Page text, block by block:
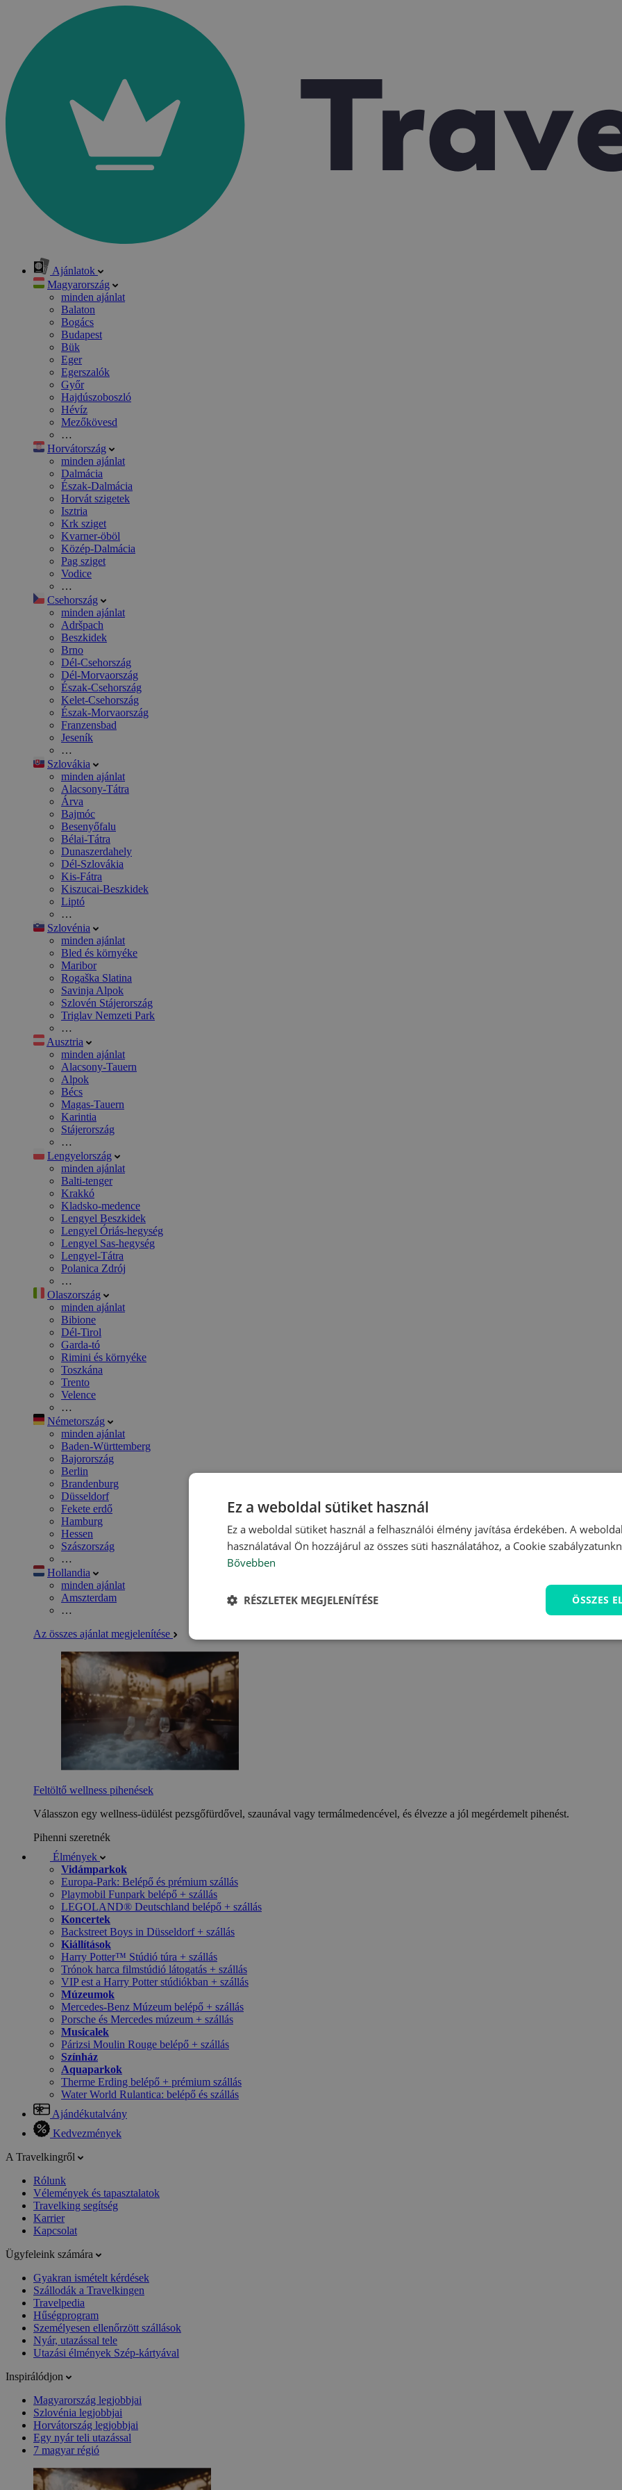
Ajánlatok
Magyarország
minden ajánlat
Balaton
Bogács
Budapest
Bük
Eger
Egerszalók
Győr
Hajdúszoboszló
Hévíz
Mezőkövesd
…
Horvátország
minden ajánlat
Dalmácia
Észak-Dalmácia
Horvát szigetek
Isztria
Krk sziget
Kvarner-öböl
Közép-Dalmácia
Pag sziget
Vodice
…
Csehország
minden ajánlat
Adršpach
Beszkidek
Brno
Dél-Csehország
Dél-Morvaország
Észak-Csehország
Kelet-Csehország
Észak-Morvaország
Franzensbad
Jeseník
…
Szlovákia
minden ajánlat
Alacsony-Tátra
Árva
Bajmóc
Besenyőfalu
Bélai-Tátra
Dunaszerdahely
Dél-Szlovákia
Kis-Fátra
Kiszucai-Beszkidek
Liptó
…
Szlovénia
minden ajánlat
Bled és környéke
Maribor
Rogaška Slatina
Savinja Alpok
Szlovén Stájerország
Triglav Nemzeti Park
…
Ausztria
minden ajánlat
Alacsony-Tauern
Alpok
Bécs
Magas-Tauern
Karintia
Stájerország
…
Lengyelország
minden ajánlat
Balti-tenger
Krakkó
Kladsko-medence
Lengyel Beszkidek
Lengyel Óriás-hegység
Lengyel Sas-hegység
Lengyel-Tátra
Polanica Zdrój
…
Olaszország
minden ajánlat
Bibione
Dél-Tirol
Garda-tó
Rimini és környéke
Toszkána
Trento
Velence
…
Németország
minden ajánlat
Baden-Württemberg
Bajorország
Berlin
Brandenburg
Düsseldorf
Fekete erdő
Hamburg
Hessen
Szászország
…
Hollandia
minden ajánlat
Amszterdam
…
Az összes ajánlat megjelenítése
Feltöltő wellness pihenések
Válasszon egy wellness-üdülést pezsgőfürdővel, szaunával vagy termálmedencével, és élvezze a jól megérdemelt pihenést.
Pihenni szeretnék
Élmények
Vidámparkok
Europa-Park: Belépő és prémium szállás
Playmobil Funpark belépő + szállás
LEGOLAND® Deutschland belépő + szállás
Koncertek
Backstreet Boys in Düsseldorf + szállás
Kiállítások
Harry Potter™ Stúdió túra + szállás
Trónok harca filmstúdió látogatás + szállás
VIP est a Harry Potter stúdiókban + szállás
Múzeumok
Mercedes-Benz Múzeum belépő + szállás
Porsche és Mercedes múzeum + szállás
Musicalek
Párizsi Moulin Rouge belépő + szállás
Színház
Aquaparkok
Therme Erding belépő + prémium szállás
Water World Rulantica: belépő és szállás
Ajándékutalvány
Kedvezmények
A Travelkingről
Rólunk
Vélemények és tapasztalatok
Travelking segítség
Karrier
Kapcsolat
Ügyfeleink számára
Gyakran ismételt kérdések
Szállodák a Travelkingen
Travelpedia
Hűségprogram
Személyesen ellenőrzött szállások
Nyár, utazással tele
Utazási élmények Szép-kártyával
Inspirálódjon
Magyarország legjobbjai
Szlovénia legjobbjai
Horvátország legjobbjai
Egy nyár teli utazással
7 magyar régió
Ez a weboldal sütiket használ
Ez a weboldal sütiket használ a felhasználói élmény javítása érdekében. A
használatával Ön hozzájárul az összes süti használatához, a Cookie
Bővebben
ÖSSZES
RÉSZLETEK MEGJELENÍTÉSE